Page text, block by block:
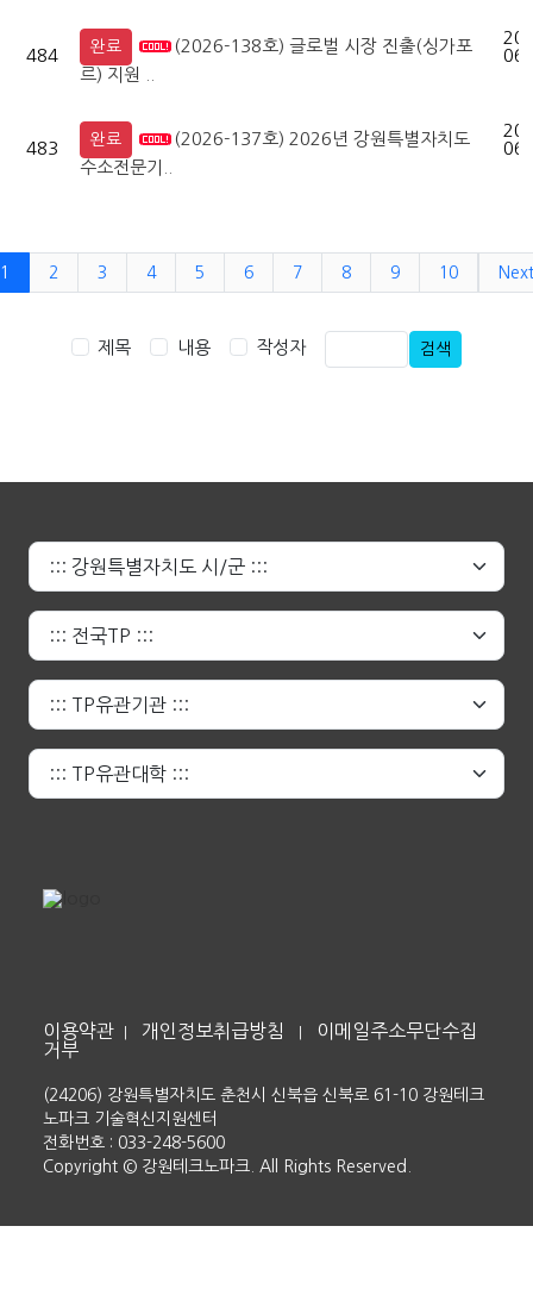
484 완료
(2026-138호) 글로벌 시장 진출(싱가포
르) 지원 ..
483 완료
(2026-137호) 2026년 강원특별자치도
수소전문기..
1 2 3 4 5 6 7 8 9 10 Next
제목 내용 작성자 검색
이용약관 개인정보취급방침
이메일주소무단수집
거부
(24206) 강원특별자치도 춘천시 신북읍 신북로 61-10 강원테크
노파크 기술혁신지원센터
전화번호 : 033-248-5600
Copyright © 강원테크노파크. All Rights Reserved.